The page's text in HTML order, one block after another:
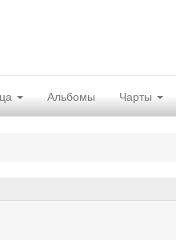
Альбомы Чарты